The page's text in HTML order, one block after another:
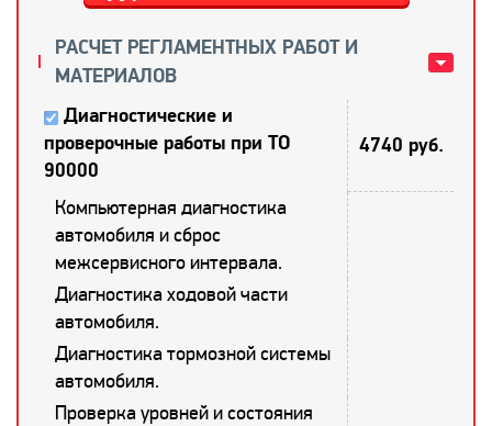
РАСЧЕТ РЕГЛАМЕНТНЫХ РАБОТ И
МАТЕРИАЛОВ
Диагностические и
проверочные работы при ТО
90000
4740 руб.
Компьютерная диагностика
автомобиля и сброс
межсервисного интервала.
Диагностика ходовой части
автомобиля.
Диагностика тормозной системы
автомобиля.
Проверка уровней и состояния